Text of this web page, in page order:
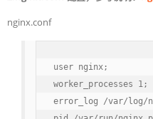
nginx.conf
user nginx;
worker_processes 1;
error_log /var/log/